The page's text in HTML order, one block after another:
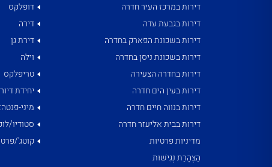
דירות במרכז העיר חדרה
דירות בגבעת עדה
דירות בשכונת הפארק בחדרה
דירות בשכונת ניסן בחדרה
דירות בחדרה הצעירה
דירות בעין הים חדרה
דירות בנווה חיים חדרה
דירות בבית אליעזר חדרה
מדיניות פרטיות
הַצְהָרַת נְגִישׁוּת
דופלקס
דירה
דירת גן
וילה
טריפלקס
יחידת דיור
מיני-
סטודיו/
קוטג'/